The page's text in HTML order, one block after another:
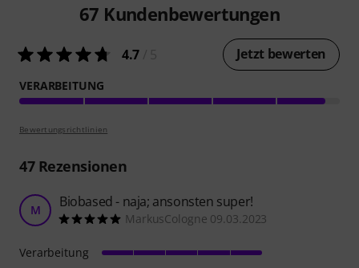
67 Kundenbewertungen
4.7 Jetzt bewerten
VERARBEITUNG
Bewertungsrichtlinien
47Rezensionen
M Biobased - naja; ansonsten super!
MarkusCologne 09.03.2023
Verarbeitung